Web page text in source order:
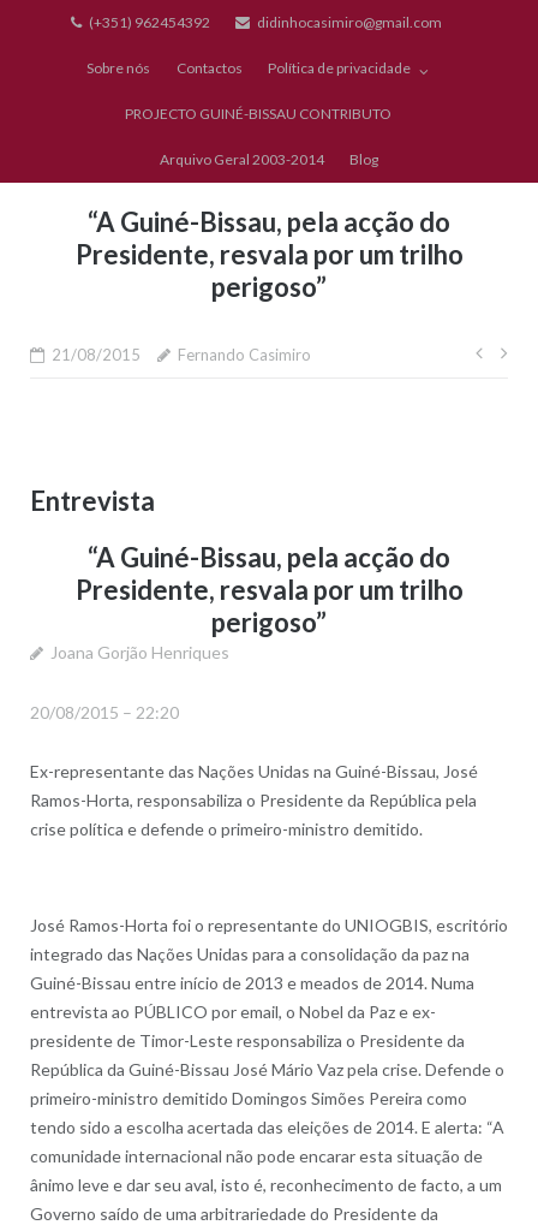
(+351) 962454392 didinhocasimiro@gmail.com
Sobre nós Contactos Política de privacidade
PROJECTO GUINÉ-BISSAU CONTRIBUTO
Arquivo Geral 2003-2014 Blog
“A Guiné-Bissau, pela acção do
Presidente, resvala por um trilho
perigoso”
21/08/2015 Fernando Casimiro
Entrevista
“A Guiné-Bissau, pela acção do
Presidente, resvala por um trilho
perigoso”
Joana Gorjão Henriques
20/08/2015 – 22:20
Ex-representante das Nações Unidas na Guiné-Bissau, José
Ramos-Horta, responsabiliza o Presidente da República pela
crise política e defende o primeiro-ministro demitido.
José Ramos-Horta foi o representante do UNIOGBIS, escritório
integrado das Nações Unidas para a consolidação da paz na
Guiné-Bissau entre início de 2013 e meados de 2014. Numa
entrevista ao PÚBLICO por email, o Nobel da Paz e ex-
presidente de Timor-Leste responsabiliza o Presidente da
República da Guiné-Bissau José Mário Vaz pela crise. Defende o
primeiro-ministro demitido Domingos Simões Pereira como
tendo sido a escolha acertada das eleições de 2014. E alerta: “A
comunidade internacional não pode encarar esta situação de
ânimo leve e dar seu aval, isto é, reconhecimento de facto, a um
Governo saído de uma arbitrariedade do Presidente da